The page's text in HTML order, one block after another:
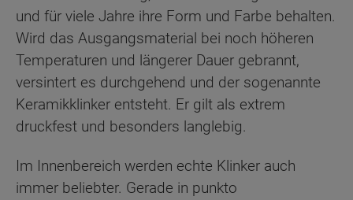
und für viele Jahre ihre Form und Farbe behalten.
Wird das Ausgangsmaterial bei noch höheren
Temperaturen und längerer Dauer gebrannt,
versintert es durchgehend und der sogenannte
Keramikklinker entsteht. Er gilt als extrem
druckfest und besonders langlebig.
Im Innenbereich werden echte Klinker auch
immer beliebter. Gerade in punkto